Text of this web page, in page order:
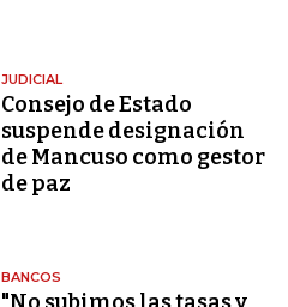
JUDICIAL
Consejo de Estado
suspende designación
de Mancuso como gestor
de paz
BANCOS